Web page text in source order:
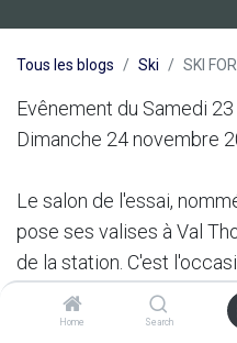
Home Search
Tous les blogs Ski SKI
Evênement du Samedi
Dimanche 24 novembre
Le salon de l'essai,
pose ses valises à Val
de la station. C'est
nouveautés 2013-2014.
marques y seront